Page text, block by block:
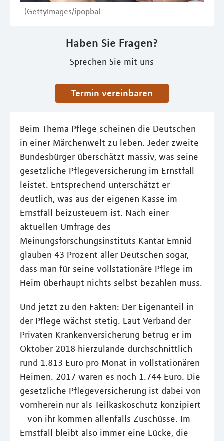
(GettyImages/ipopba)
Haben Sie Fragen?
Sprechen Sie mit uns
Termin vereinbaren
Beim Thema Pflege scheinen die Deutschen
in einer Märchenwelt zu leben. Jeder zweite
Bundesbürger überschätzt massiv, was seine
gesetzliche Pflegeversicherung im Ernstfall
leistet. Entsprechend unterschätzt er
deutlich, was aus der eigenen Kasse im
Ernstfall beizusteuern ist. Nach einer
aktuellen Umfrage des
Meinungsforschungsinstituts Kantar Emnid
glauben 43 Prozent aller Deutschen sogar,
dass man für seine vollstationäre Pflege im
Heim überhaupt nichts selbst bezahlen muss.
Und jetzt zu den Fakten: Der Eigenanteil in
der Pflege wächst stetig. Laut Verband der
Privaten Krankenversicherung betrug er im
Oktober 2018 hierzulande durchschnittlich
rund 1.813 Euro pro Monat in vollstationären
Heimen. 2017 waren es noch 1.744 Euro. Die
gesetzliche Pflegeversicherung ist dabei von
vornherein nur als Teilkaskoschutz konzipiert
– von ihr kommen allenfalls Zuschüsse. Im
Ernstfall bleibt also immer eine Lücke, die